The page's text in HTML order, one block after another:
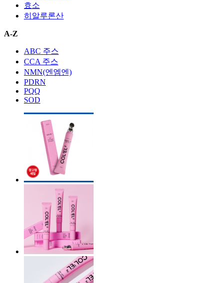
효소
히알루론산
A-Z
ABC 주스
CCA 주스
NMN(엔엠엔)
PDRN
PQQ
SOD